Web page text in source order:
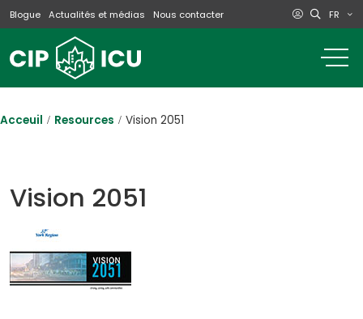
Blogue Actualités et médias Nous contacter FR
Acceuil Resources Vision 2051
Vision 2051